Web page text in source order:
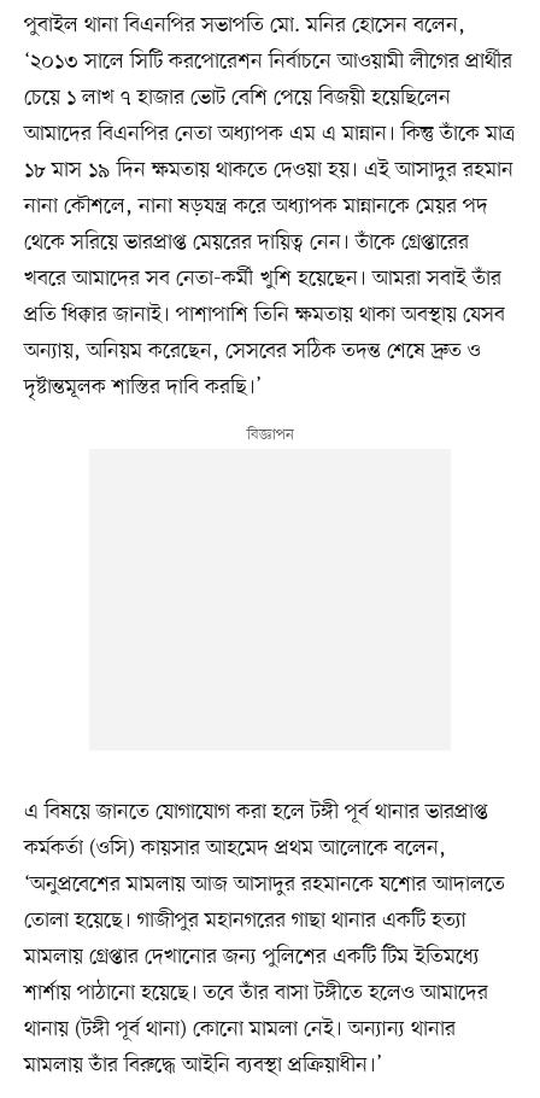
পুবাইল থানা বিএনপির সভাপতি মো. মনির হোসেন বলেন,
‘২০১৩ সালে সিটি করপোরেশন নির্বাচনে আওয়ামী লীগের প্রার্থীর
চেয়ে ১ লাখ ৭ হাজার ভোট বেশি পেয়ে বিজয়ী হয়েছিলেন
আমাদের বিএনপির নেতা অধ্যাপক এম এ মান্নান। কিন্তু তাঁকে মাত্র
১৮ মাস ১৯ দিন ক্ষমতায় থাকতে দেওয়া হয়। এই আসাদুর রহমান
নানা কৌশলে, নানা ষড়যন্ত্র করে অধ্যাপক মান্নানকে মেয়র পদ
থেকে সরিয়ে ভারপ্রাপ্ত মেয়রের দায়িত্ব নেন। তাঁকে গ্রেপ্তারের
খবরে আমাদের সব নেতা-কর্মী খুশি হয়েছেন। আমরা সবাই তাঁর
প্রতি ধিক্কার জানাই। পাশাপাশি তিনি ক্ষমতায় থাকা অবস্থায় যেসব
অন্যায়, অনিয়ম করেছেন, সেসবের সঠিক তদন্ত শেষে দ্রুত ও
দৃষ্টান্তমূলক শাস্তির দাবি করছি।’
এ বিষয়ে জানতে যোগাযোগ করা হলে টঙ্গী পূর্ব থানার ভারপ্রাপ্ত
কর্মকর্তা (ওসি) কায়সার আহমেদ প্রথম আলোকে বলেন,
‘অনুপ্রবেশের মামলায় আজ আসাদুর রহমানকে যশোর আদালতে
তোলা হয়েছে। গাজীপুর মহানগরের গাছা থানার একটি হত্যা
মামলায় গ্রেপ্তার দেখানোর জন্য পুলিশের একটি টিম ইতিমধ্যে
শার্শায় পাঠানো হয়েছে। তবে তাঁর বাসা টঙ্গীতে হলেও আমাদের
থানায় (টঙ্গী পূর্ব থানা) কোনো মামলা নেই। অন্যান্য থানার
মামলায় তাঁর বিরুদ্ধে আইনি ব্যবস্থা প্রক্রিয়াধীন।’